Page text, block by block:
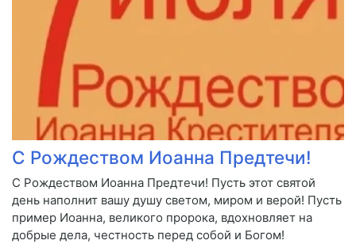
С Рождеством Иоанна Предтечи!
С Рождеством Иоанна Предтечи! Пусть этот святой
день наполнит вашу душу светом, миром и верой! Пусть
пример Иоанна, великого пророка, вдохновляет на
добрые дела, честность перед собой и Богом!